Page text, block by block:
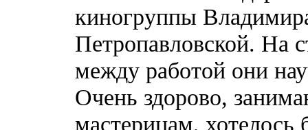
киногруппы
Петропавловской. На
между работой они
Очень здорово,
мастерицам,